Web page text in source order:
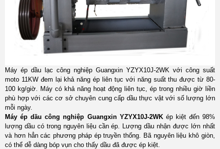
Máy ép dầu lạc công nghiệp Guangxin YZYX10J-2WK với công suất
moto 11KW đem lại khả năng ép liên tục với năng suất thu được từ 80-
100 kg/giờ. Máy có khả năng hoạt động liên tục, ép trong nhiều giờ liền
phù hợp với các cơ sở chuyên cung cấp dầu thực vật với số lượng lớn
mỗi ngày.
Máy ép dầu công nghiệp Guangxin YZYX10J-2WKép kiệt đến 98%
lượng dầu có trong nguyên liệu cần ép. Lượng dầu nhận được lớn nhất
và hơn hẳn các phương pháp ép truyền thống. Bã nguyên liệu khô giòn,
có thể dễ dàng bóp vụn cho thấy dầu đã được ép kiệt.